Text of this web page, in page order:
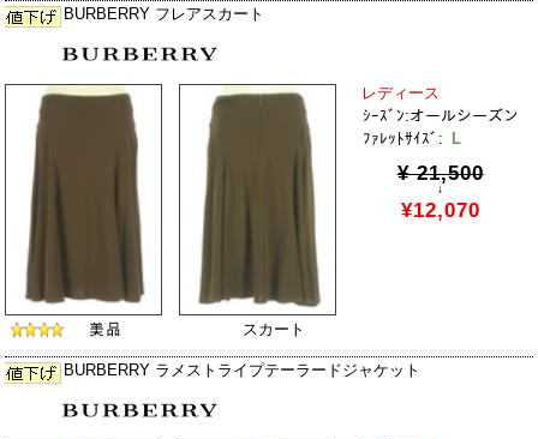
BURBERRY フレアスカート
レディース
ｼｰｽﾞﾝ:オールシーズン
ﾌｧﾚｯﾄｻｲｽﾞ:
L
¥ 21,500
↓
¥12,070
スカート
BURBERRY ラメストライプテーラードジャケット